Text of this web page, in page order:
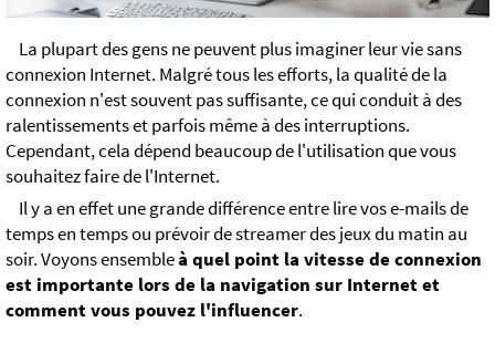
La plupart des gens ne peuvent plus imaginer leur vie sans
connexion Internet. Malgré tous les efforts, la qualité de la
connexion n'est souvent pas suffisante, ce qui conduit à des
ralentissements et parfois même à des interruptions.
Cependant, cela dépend beaucoup de l'utilisation que vous
souhaitez faire de l'Internet.
Il y a en effet une grande différence entre lire vos e-mails de
temps en temps ou prévoir de streamer des jeux du matin au
soir. Voyons ensembleà quel point la vitesse de connexion
est importante lors de la navigation sur Internet et
comment vous pouvez l'influencer.